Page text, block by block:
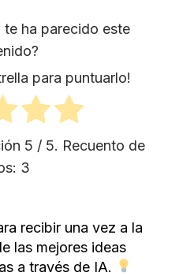
ha parecido este
para puntuarlo!
5 / 5. Recuento de
3
recibir una vez a la
las mejores ideas
a través de IA.